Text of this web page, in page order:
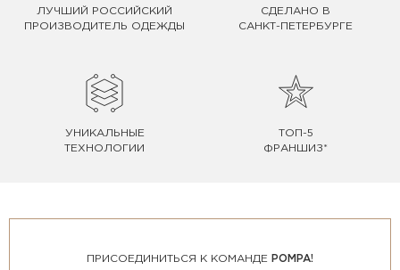
ЛУЧШИЙ РОССИЙСКИЙ
ПРОИЗВОДИТЕЛЬ ОДЕЖДЫ
СДЕЛАНО В
САНКТ-ПЕТЕРБУРГЕ
УНИКАЛЬНЫЕ
ТЕХНОЛОГИИ
ТОП-5
ФРАНШИЗ*
ПРИСОЕДИНИТЬСЯ К КОМАНДЕ POMPA!